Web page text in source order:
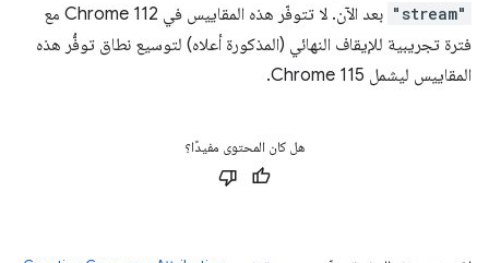
"stream"
بعد الآن. لا تتوفّر هذه المقاييس في Chrome 112 مع
فترة تجريبية للإيقاف النهائي (المذكورة أعلاه) لتوسيع نطاق توفُّر هذه
المقاييس ليشمل Chrome 115.
هل كان المحتوى مفيدًا؟